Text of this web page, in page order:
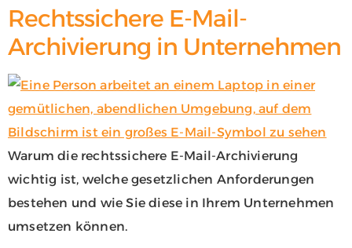
Rechtssichere E-Mail-
Archivierung in Unternehmen
Warum die rechtssichere E-Mail-Archivierung
wichtig ist, welche gesetzlichen Anforderungen
bestehen und wie Sie diese in Ihrem Unternehmen
umsetzen können.